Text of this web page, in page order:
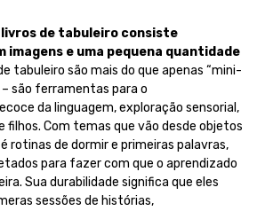
livros de tabuleiro consiste
imagens e uma pequena quantidade
tabuleiro são mais do que apenas “mini-
– são ferramentas para o
da linguagem, exploração sensorial,
filhos. Com temas que vão desde objetos
rotinas de dormir e primeiras palavras,
para fazer com que o aprendizado
Sua durabilidade significa que eles
sessões de histórias,